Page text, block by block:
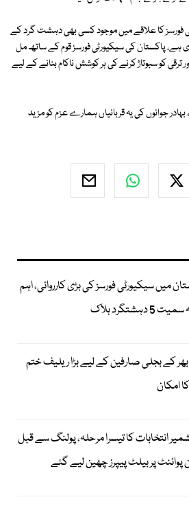
فورسز کا علاقے میں موجود کسی بھی دہشت گرد کے
پاکستان کی سیکیورٹی فورسز قوم کے ساتھ مل
ترقی کو سبوتاژ کرنے کی ہر کوشش ناکام بنانے کے لیے
جوانوں کی یہ قربانیاں ہمارے عزم کو مزید
میں سیکیورٹی فورسز کی بڑی کارروائی، اہم
دہشتگرد ہلاک
کے بجلی صارفین کے لیے بڑا ریلیف ختم
امکان
انتخابات کا تیسرا مرحلہ، پولنگ سے قبل
پر بیلٹ پیپرز چھین لیے گئے